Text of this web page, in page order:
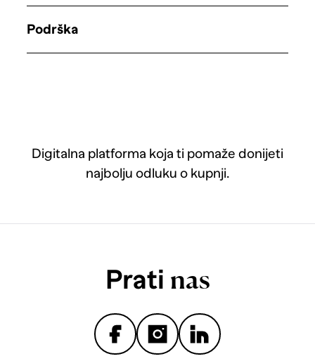
Digitalna platforma koja ti pomaže donijeti
najbolju odluku o kupnji.
Podrška
Prati nas